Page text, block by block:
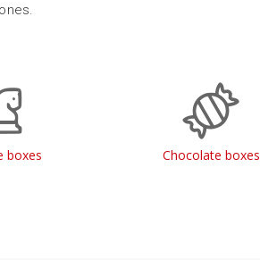
boxes Chocolate boxes